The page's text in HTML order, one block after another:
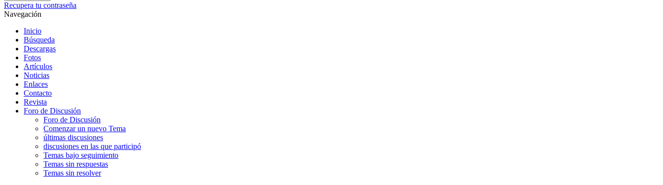
Recupera tu contraseña
Navegación
Inicio
Búsqueda
Descargas
Fotos
Artículos
Noticias
Enlaces
Contacto
Revista
Foro de Discusión
Foro de Discusión
Comenzar un nuevo Tema
últimas discusiones
discusiones en las que participó
Temas bajo seguimiento
Temas sin respuestas
Temas sin resolver